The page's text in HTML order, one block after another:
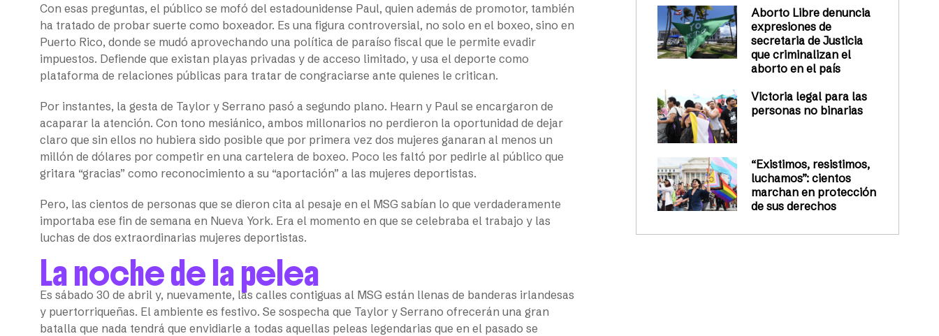
Con esas preguntas, el público se mofó del estadounidense Paul, quien además de promotor, también
ha tratado de probar suerte como boxeador. Es una figura controversial, no solo en el boxeo, sino en
Puerto Rico, donde se mudó aprovechando una política de paraíso fiscal que le permite evadir
impuestos. Defiende que existan playas privadas y de acceso limitado, y usa el deporte como
plataforma de relaciones públicas para tratar de congraciarse ante quienes le critican.
Por instantes, la gesta de Taylor y Serrano pasó a segundo plano. Hearn y Paul se encargaron de
acaparar la atención. Con tono mesiánico, ambos millonarios no perdieron la oportunidad de dejar
claro que sin ellos no hubiera sido posible que por primera vez dos mujeres ganaran al menos un
millón de dólares por competir en una cartelera de boxeo. Poco les faltó por pedirle al público que
gritara “gracias” como reconocimiento a su “aportación” a las mujeres deportistas.
Pero, las cientos de personas que se dieron cita al pesaje en el MSG sabían lo que verdaderamente
importaba ese fin de semana en Nueva York. Era el momento en que se celebraba el trabajo y las
luchas de dos extraordinarias mujeres deportistas.
La noche de la pelea
Es sábado 30 de abril y, nuevamente, las calles contiguas al MSG están llenas de banderas irlandesas
y puertorriqueñas. El ambiente es festivo. Se sospecha que Taylor y Serrano ofrecerán una gran
batalla que nada tendrá que envidiarle a todas aquellas peleas legendarias que en el pasado se
Aborto Libre denuncia
expresiones de
secretaria de Justicia
que criminalizan el
aborto en el país
Victoria legal para las
personas no binarias
“Existimos, resistimos,
luchamos”: cientos
marchan en protección
de sus derechos